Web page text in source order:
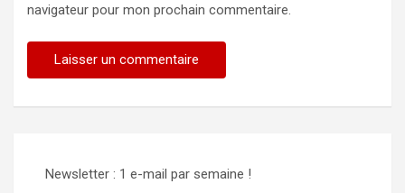
navigateur pour mon prochain commentaire.
Newsletter : 1 e-mail par semaine !